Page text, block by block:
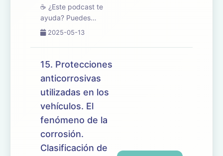
☕ ¿Este podcast te
ayuda? Puedes
apoyarlo en
🎧 En este episodio
abordamos el tema 16
oposiciones de
Mantenimiento de
Vehículos, centrado en
las caracterí...
2025-05-13
15. Protecciones
anticorrosivas
utilizadas en los
vehículos. El
fenómeno de la
corrosión.
Clasificación de